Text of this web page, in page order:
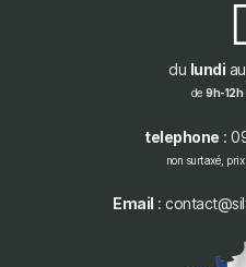
du lundi au
de 9h-12h
telephone :
non surtaxé,
Email :